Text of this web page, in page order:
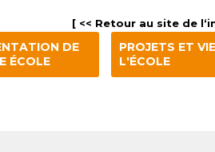
[ << Retour au site de
DE
ÉCOLE
PROJETS ET
L'ÉCOLE